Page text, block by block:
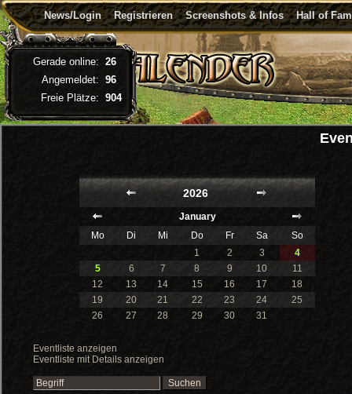
News/Login Registrieren Screenshots & Infos Hall of
2026
January
Mo
Di Mi Do Fr Sa
So
1
2 3
4
5
6 7 8 9 10
11
12
13 14 15 16 17
18
19
20 21 22 23 24
25
26
27 28 29 30 31
Eventliste anzeigen
Eventliste mit Details anzeigen
Gerade online: 26
Angemeldet: 96
Freie Plätze: 904